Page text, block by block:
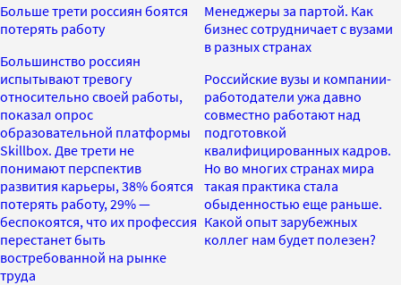
Больше трети россиян боятся
потерять работу
Большинство россиян
испытывают тревогу
относительно своей работы,
показал опрос
образовательной платформы
Skillbox. Две трети не
понимают перспектив
развития карьеры, 38% боятся
потерять работу, 29% —
беспокоятся, что их профессия
перестанет быть
востребованной на рынке
труда
Менеджеры за партой. Как
бизнес сотрудничает с вузами
в разных странах
Российские вузы и компании-
работодатели ужа давно
совместно работают над
подготовкой
квалифицированных кадров.
Но во многих странах мира
такая практика стала
обыденностью еще раньше.
Какой опыт зарубежных
коллег нам будет полезен?